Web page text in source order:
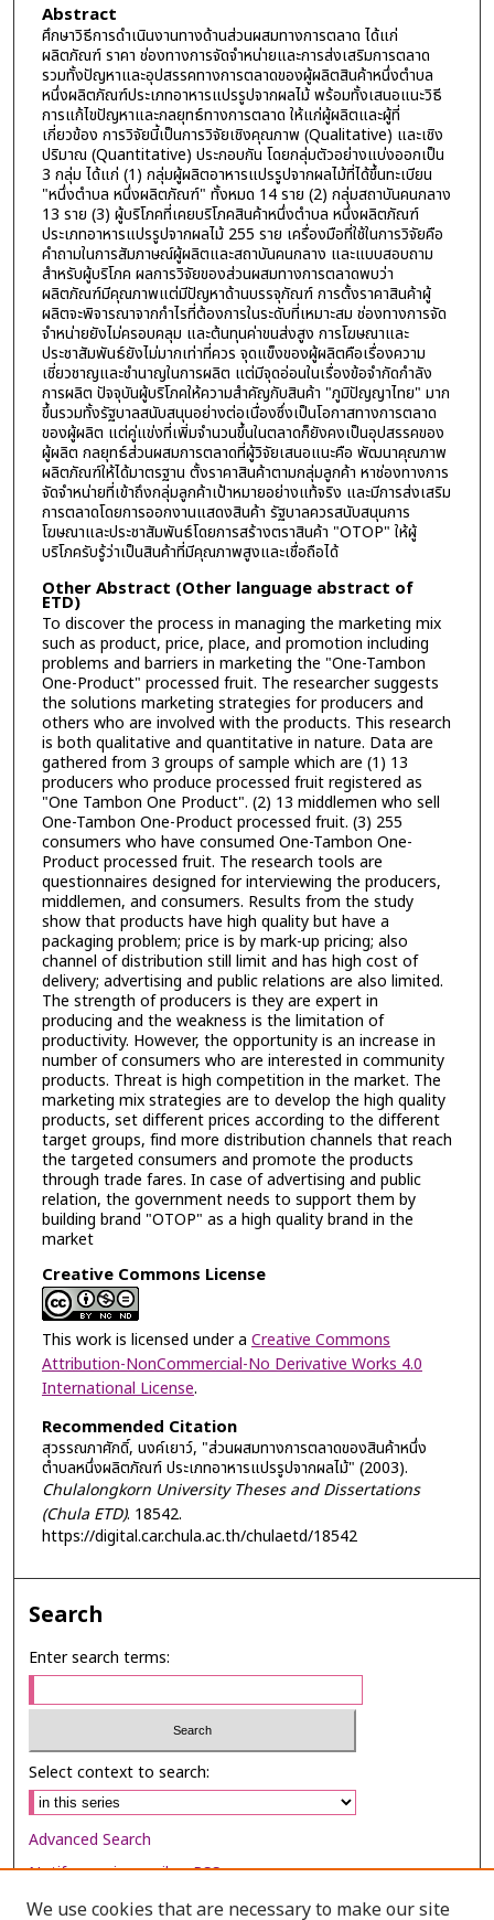
Abstract
ศึกษาวิธีการดำเนินงานทางด้านส่วนผสมทางการตลาด ได้แก่
ผลิตภัณฑ์ ราคา ช่องทางการจัดจำหน่ายและการส่งเสริมการตลาด
รวมทั้งปัญหาและอุปสรรคทางการตลาดของผู้ผลิตสินค้าหนึ่งตำบล
หนึ่งผลิตภัณฑ์ประเภทอาหารแปรรูปจากผลไม้ พร้อมทั้งเสนอแนะวิธี
การแก้ไขปัญหาและกลยุทธ์ทางการตลาด ให้แก่ผู้ผลิตและผู้ที่
เกี่ยวข้อง การวิจัยนี้เป็นการวิจัยเชิงคุณภาพ (Qualitative) และเชิง
ปริมาณ (Quantitative) ประกอบกัน โดยกลุ่มตัวอย่างแบ่งออกเป็น
3 กลุ่ม ได้แก่ (1) กลุ่มผู้ผลิตอาหารแปรรูปจากผลไม้ที่ได้ขึ้นทะเบียน
"หนึ่งตำบล หนึ่งผลิตภัณฑ์" ทั้งหมด 14 ราย (2) กลุ่มสถาบันคนกลาง
13 ราย (3) ผู้บริโภคที่เคยบริโภคสินค้าหนึ่งตำบล หนึ่งผลิตภัณฑ์
ประเภทอาหารแปรรูปจากผลไม้ 255 ราย เครื่องมือที่ใช้ในการวิจัยคือ
คำถามในการสัมภาษณ์ผู้ผลิตและสถาบันคนกลาง และแบบสอบถาม
สำหรับผู้บริโภค ผลการวิจัยของส่วนผสมทางการตลาดพบว่า
ผลิตภัณฑ์มีคุณภาพแต่มีปัญหาด้านบรรจุภัณฑ์ การตั้งราคาสินค้าผู้
ผลิตจะพิจารณาจากกำไรที่ต้องการในระดับที่เหมาะสม ช่องทางการจัด
จำหน่ายยังไม่ครอบคลุม และต้นทุนค่าขนส่งสูง การโฆษณาและ
ประชาสัมพันธ์ยังไม่มากเท่าที่ควร จุดแข็งของผู้ผลิตคือเรื่องความ
เชี่ยวชาญและชำนาญในการผลิต แต่มีจุดอ่อนในเรื่องข้อจำกัดกำลัง
การผลิต ปัจจุบันผู้บริโภคให้ความสำคัญกับสินค้า "ภูมิปัญญาไทย" มาก
ขึ้นรวมทั้งรัฐบาลสนับสนุนอย่างต่อเนื่องซึ่งเป็นโอกาสทางการตลาด
ของผู้ผลิต แต่คู่แข่งที่เพิ่มจำนวนขึ้นในตลาดก็ยังคงเป็นอุปสรรคของ
ผู้ผลิต กลยุทธ์ส่วนผสมการตลาดที่ผู้วิจัยเสนอแนะคือ พัฒนาคุณภาพ
ผลิตภัณฑ์ให้ได้มาตรฐาน ตั้งราคาสินค้าตามกลุ่มลูกค้า หาช่องทางการ
จัดจำหน่ายที่เข้าถึงกลุ่มลูกค้าเป้าหมายอย่างแท้จริง และมีการส่งเสริม
การตลาดโดยการออกงานแสดงสินค้า รัฐบาลควรสนับสนุนการ
โฆษณาและประชาสัมพันธ์โดยการสร้างตราสินค้า "OTOP" ให้ผู้
บริโภครับรู้ว่าเป็นสินค้าที่มีคุณภาพสูงและเชื่อถือได้
Other Abstract (Other language abstract of
ETD)
To discover the process in managing the marketing mix
such as product, price, place, and promotion including
problems and barriers in marketing the "One-Tambon
One-Product" processed fruit. The researcher suggests
the solutions marketing strategies for producers and
others who are involved with the products. This research
is both qualitative and quantitative in nature. Data are
gathered from 3 groups of sample which are (1) 13
producers who produce processed fruit registered as
"One Tambon One Product". (2) 13 middlemen who sell
One-Tambon One-Product processed fruit. (3) 255
consumers who have consumed One-Tambon One-
Product processed fruit. The research tools are
questionnaires designed for interviewing the producers,
middlemen, and consumers. Results from the study
show that products have high quality but have a
packaging problem; price is by mark-up pricing; also
channel of distribution still limit and has high cost of
delivery; advertising and public relations are also limited.
The strength of producers is they are expert in
producing and the weakness is the limitation of
productivity. However, the opportunity is an increase in
number of consumers who are interested in community
products. Threat is high competition in the market. The
marketing mix strategies are to develop the high quality
products, set different prices according to the different
target groups, find more distribution channels that reach
the targeted consumers and promote the products
through trade fares. In case of advertising and public
relation, the government needs to support them by
building brand "OTOP" as a high quality brand in the
market
Creative Commons License
This work is licensed under a Creative Commons
Attribution-NonCommercial-No Derivative Works 4.0
International License.
Recommended Citation
สุวรรณภาศักดิ์, นงค์เยาว์, "ส่วนผสมทางการตลาดของสินค้าหนึ่ง
ตำบลหนึ่งผลิตภัณฑ์ ประเภทอาหารแปรรูปจากผลไม้" (2003).
Chulalongkorn University Theses and Dissertations
(Chula ETD). 18542.
https://digital.car.chula.ac.th/chulaetd/18542
Search
Enter search terms:
Select context to search:
Advanced Search
Notify me via email orRSS
We use cookies that are necessary to make our site